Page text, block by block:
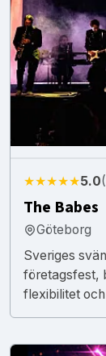
★★★★★5.0
The Babes
Göteborg
Sveriges
företagsfest,
flexibilitet